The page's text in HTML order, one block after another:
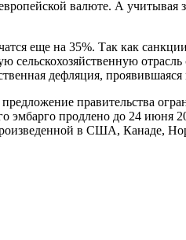
валюте. А
еще на 35%. Так как
сельскохозяйственную
дефляция,
правительства
продлено до 24 июня
в США, Канаде,